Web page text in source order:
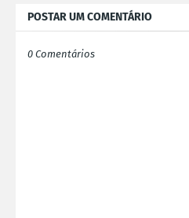
POSTAR UM COMENTÁRIO
0 Comentários